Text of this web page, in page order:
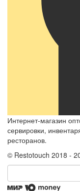
Интернет-магазин
сервировки,
ресторанов.
© Restotouch 2018 -